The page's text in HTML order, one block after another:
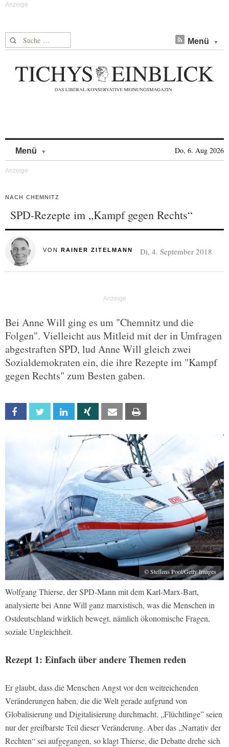
Suche nach: Menü
Menü Do, 6. Aug 2026
NACH CHEMNITZ
SPD-Rezepte im „Kampf gegen Rechts“
VON RAINER ZITELMANN Di, 4. September 2018
Bei Anne Will ging es um "Chemnitz und die
Folgen". Vielleicht aus Mitleid mit der in Umfragen
abgestraften SPD, lud Anne Will gleich zwei
Sozialdemokraten ein, die ihre Rezepte im "Kampf
gegen Rechts" zum Besten gaben.
Facebook Twitter Linkedin Xing Email
© Steffens Pool/Getty Images
Wolfgang Thierse, der SPD-Mann mit dem Karl-Marx-Bart,
analysierte bei Anne Will ganz marxistisch, was die Menschen in
Ostdeutschland wirklich bewegt, nämlich ökonomische Fragen,
soziale Ungleichheit.
Rezept 1: Einfach über andere Themen reden
Er glaubt, dass die Menschen Angst vor den weitreichenden
Veränderungen haben, die die Welt gerade aufgrund von
Globalisierung und Digitalisierung durchmacht. „Flüchtlinge” seien
nur der greifbarste Teil dieser Veränderung. Aber das „Narrativ der
Rechten“ sei aufgegangen, so klagt Thierse, die Debatte drehe sich